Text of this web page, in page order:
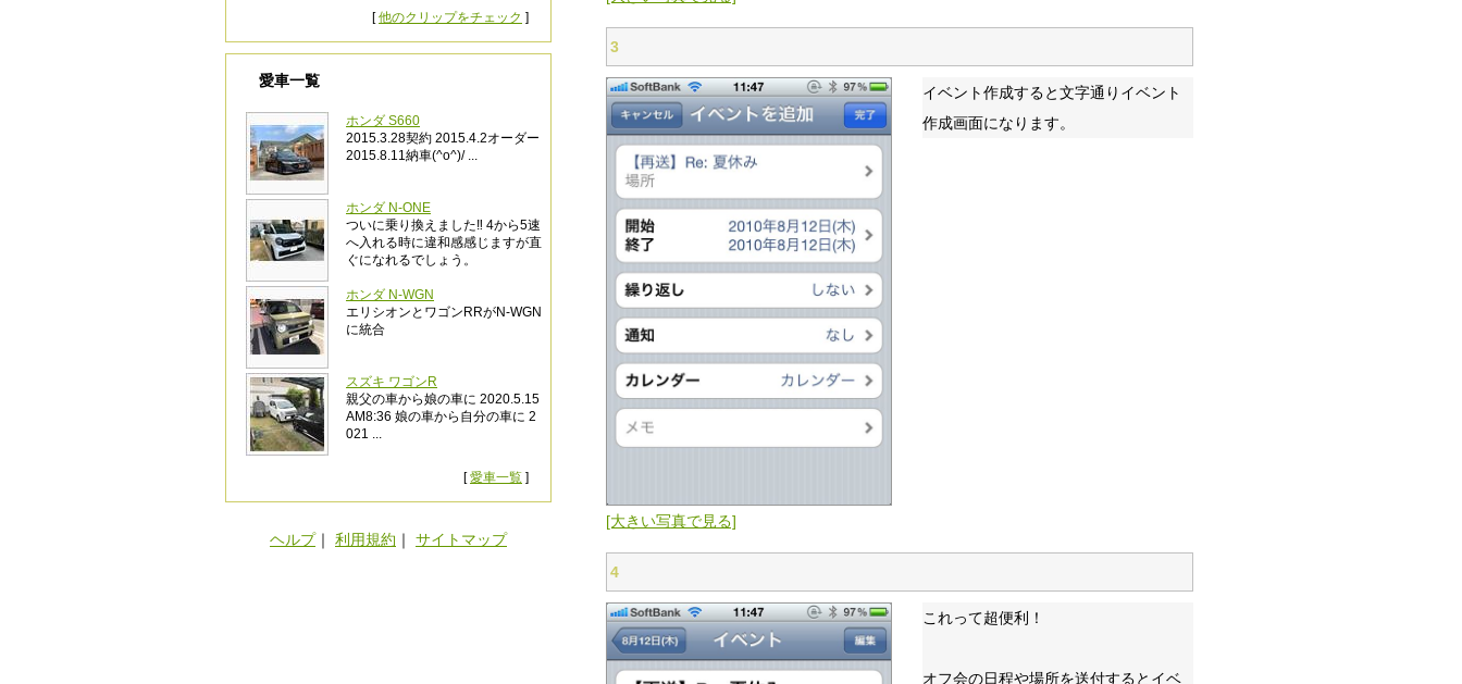
3
[大きい写真で見る]
イベント作成すると文字通りイベント
作成画面になります。
4
これって超便利！
オフ会の日程や場所を送付するとイベ
[他のクリップをチェック ]
愛車一覧
ホンダ S660
2015.3.28契約 2015.4.2オーダー
2015.8.11納車(^o^)/ ...
ホンダ N-ONE
ついに乗り換えました‼️ 4から5速
へ入れる時に違和感感じますが直
ぐになれるでしょう。
ホンダ N-WGN
エリシオンとワゴンRRがN-WGN
に統合
スズキ ワゴンR
親父の車から娘の車に 2020.5.15
AM8:36 娘の車から自分の車に 2
021 ...
[愛車一覧 ]
ヘルプ｜ 利用規約 ｜ サイトマップ